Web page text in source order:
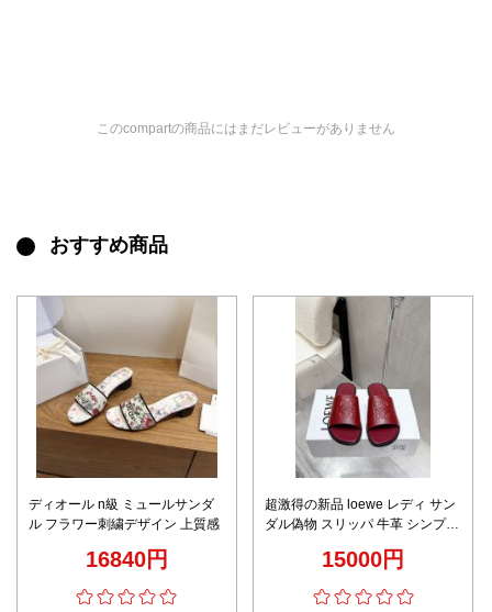
このcompartの商品にはまだレビューがありません
おすすめ商品
ディオール n級 ミュールサンダ
ル フラワー刺繍デザイン 上質感
16840円
超激得の新品 loewe レディ サン
ダル偽物 スリッパ 牛革 シンプル
15000円